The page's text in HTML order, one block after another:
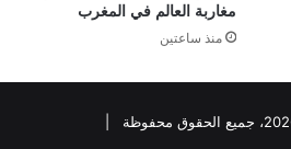
مغاربة العالم في المغرب
منذ ساعتين